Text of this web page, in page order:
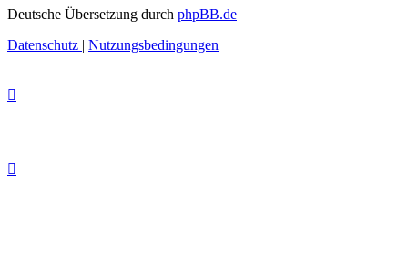
Deutsche Übersetzung durch phpBB.de
Datenschutz | Nutzungsbedingungen